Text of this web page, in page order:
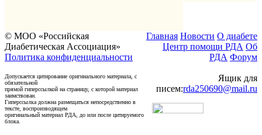
© МОО «Российская
Диабетическая Ассоциация»
Политика конфиденциальности
Допускается цитирование оригинального материала, с
обязательной
прямой гиперссылкой на страницу, с которой материал
заимствован.
Гиперссылка должна размещаться непосредственно в
тексте, воспроизводящем
оригинальный материал РДА, до или после цитируемого
блока.
Главная Новости О диабете
Центр помощи РДА Об
РДА Форум
Ящик для
писем:rda250690@mail.ru